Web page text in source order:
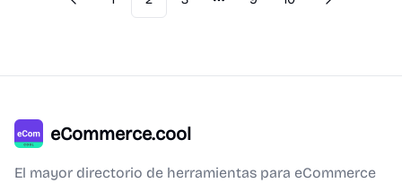
Previous More pages Next
eCommerce.cool
El mayor directorio de herramientas para eCommerce